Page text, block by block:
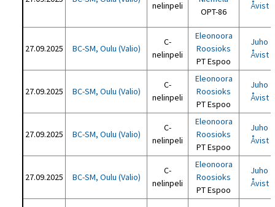
nelinpeli
OPT-86
Åvist
27.09.2025 BC-SM, Oulu (Valio)
C-
nelinpeli
Eleonoora
Roosioks
PT Espoo
Juho
Åvist
27.09.2025 BC-SM, Oulu (Valio)
C-
nelinpeli
Eleonoora
Roosioks
PT Espoo
Juho
Åvist
27.09.2025 BC-SM, Oulu (Valio)
C-
nelinpeli
Eleonoora
Roosioks
PT Espoo
Juho
Åvist
27.09.2025 BC-SM, Oulu (Valio)
C-
nelinpeli
Eleonoora
Roosioks
PT Espoo
Juho
Åvist